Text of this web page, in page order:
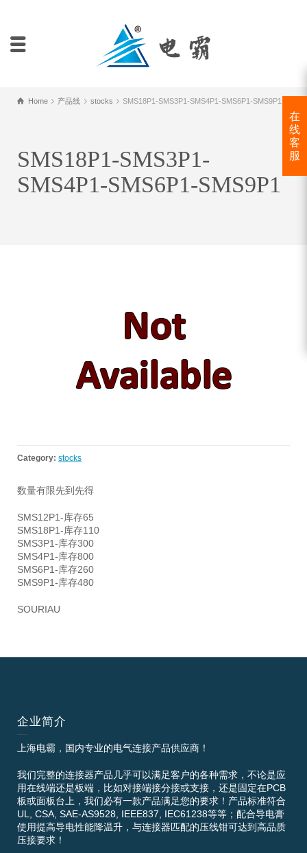
Home 产品线 stocks SMS18P1-SMS3P1-SMS4P1-SMS6P1-SMS9P1
SMS18P1-SMS3P1-
SMS4P1-SMS6P1-SMS9P1
Category: stocks
数量有限先到先得
SMS12P1-库存65
SMS18P1-库存110
SMS3P1-库存300
SMS4P1-库存800
SMS6P1-库存260
SMS9P1-库存480
SOURIAU
在
线
客
服
企业简介
上海电霸，国内专业的电气连接产品供应商！
我们完整的连接器产品几乎可以满足客户的各种需求，不论是应
用在线端还是板端，比如对接端接分接或支接，还是固定在PCB
板或面板台上，我们必有一款产品满足您的要求！产品标准符合
UL, CSA, SAE-AS9528, IEEE837, IEC61238等等；配合导电膏
使用提高导电性能降温升，与连接器匹配的压线钳可达到高品质
压接要求！